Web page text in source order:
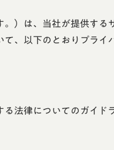
）は、当社が提供す
、以下のとおりプラ
法律についてのガイ